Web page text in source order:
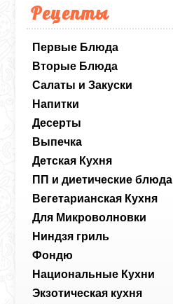
Рецепты
Первые Блюда
Вторые Блюда
Салаты и Закуски
Напитки
Десерты
Выпечка
Детская Кухня
ПП и диетические блюда
Вегетарианская Кухня
Для Микроволновки
Ниндзя гриль
Фондю
Национальные Кухни
Экзотическая кухня